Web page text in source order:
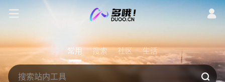
常用 搜索 社区 生活